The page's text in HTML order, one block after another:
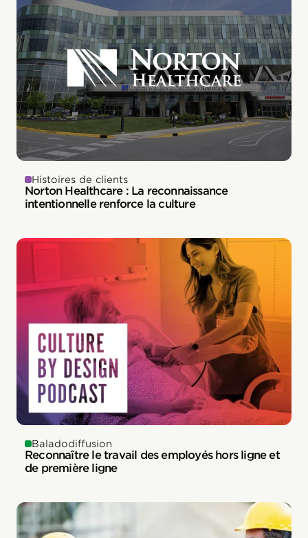
Histoires de clients
Norton Healthcare : La reconnaissance
intentionnelle renforce la culture
Baladodiffusion
Reconnaître le travail des employés hors ligne et
de première ligne